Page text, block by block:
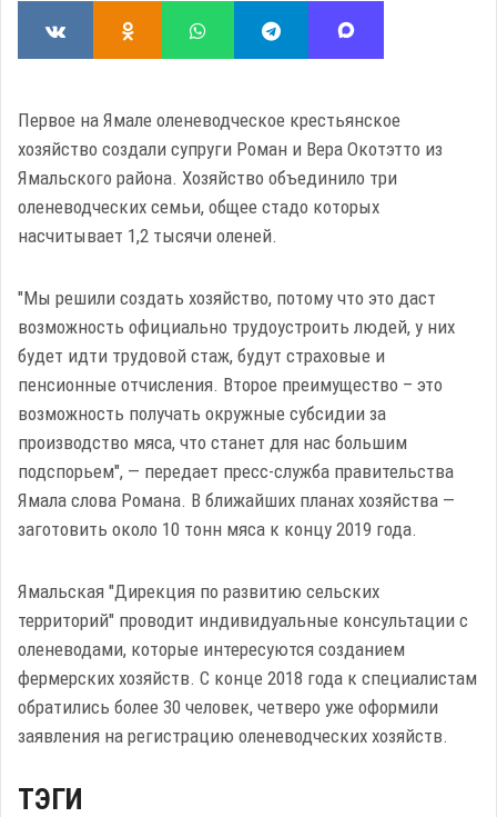
Первое на Ямале оленеводческое крестьянское
хозяйство создали супруги Роман и Вера Окотэтто из
Ямальского района. Хозяйство объединило три
оленеводческих семьи, общее стадо которых
насчитывает 1,2 тысячи оленей.
"Мы решили создать хозяйство, потому что это даст
возможность официально трудоустроить людей, у них
будет идти трудовой стаж, будут страховые и
пенсионные отчисления. Второе преимущество – это
возможность получать окружные субсидии за
производство мяса, что станет для нас большим
подспорьем", — передает пресс-служба правительства
Ямала слова Романа. В ближайших планах хозяйства —
заготовить около 10 тонн мяса к концу 2019 года.
Ямальская "Дирекция по развитию сельских
территорий" проводит индивидуальные консультации с
оленеводами, которые интересуются созданием
фермерских хозяйств. С конце 2018 года к специалистам
обратились более 30 человек, четверо уже оформили
заявления на регистрацию оленеводческих хозяйств.
ТЭГИ